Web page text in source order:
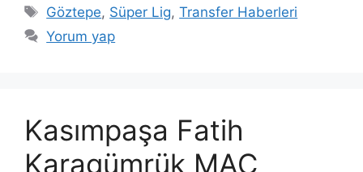
Etiketler
Göztepe, Süper Lig,Transfer Haberleri
Yorum yap
Kasımpaşa Fatih
Karagümrük MAÇ